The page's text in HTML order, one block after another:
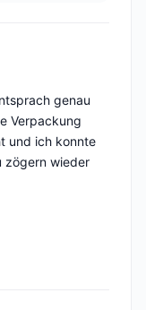
genau
Verpackung
und ich konnte
zögern wieder